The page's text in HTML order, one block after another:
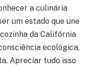
a culinária
um estado que une
da Califórnia
ecológica,
Apreciar tudo isso